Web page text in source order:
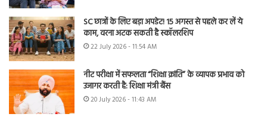
SC छात्रों के लिए बड़ा अपडेट! 15 अगस्त से पहले कर लें ये
काम, वरना अटक सकती है स्कॉलरशिप
22 July 2026 - 11:54 AM
नीट परीक्षा में सफलता “शिक्षा क्रांति” के व्यापक प्रभाव को
उजागर करती है: शिक्षा मंत्री बैंस
20 July 2026 - 11:43 AM